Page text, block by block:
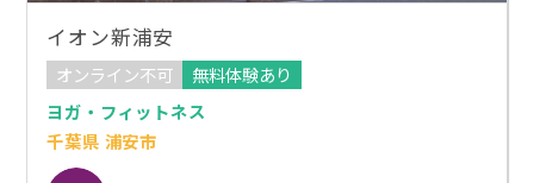
イオン新浦安
オンライン不可
無料体験あり
ヨガ・フィットネス
千葉県 浦安市